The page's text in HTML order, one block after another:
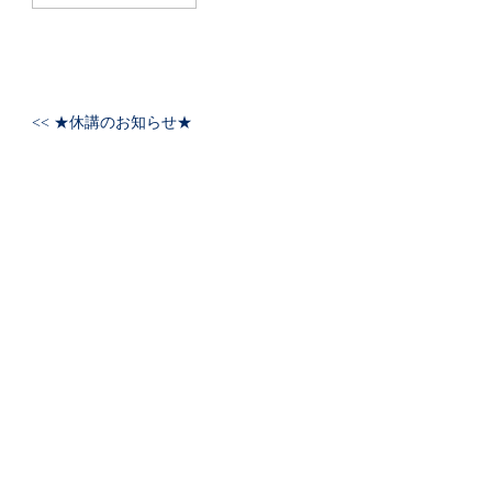
<< ★休講のお知らせ★